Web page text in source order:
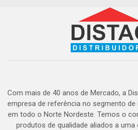
Com mais de 40 anos de Mercado, a
empresa de referência no segmento
em todo o Norte Nordeste. Temos o
produtos de qualidade aliados a uma